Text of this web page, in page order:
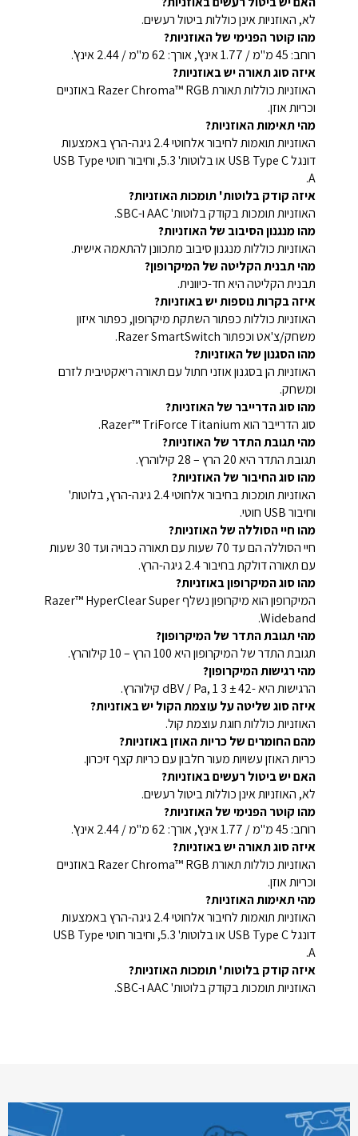
לא, האוזניות אינן כוללות ביטול רעשים.
מהו קוטר הפנימי של האוזניות?
רוחב: 45 מ"מ / 1.77 אינץ', אורך: 62 מ"מ / 2.44 אינץ'.
איזה סוג תאורה יש באוזניות?
האוזניות כוללות תאורת Razer Chroma™ RGB באוזניים
וכריות אוזן.
מהי תאימות האוזניות?
האוזניות תואמות לחיבור אלחוטי 2.4 גיגה-הרץ באמצעות
דונגל USB Type C או בלוטות' 5.3, וחיבור חוטי USB Type
A.
איזה קודק בלוטות' תומכות האוזניות?
האוזניות תומכות בקודק בלוטות' AAC ו-SBC.
מהו מנגנון הסיבוב של האוזניות?
האוזניות כוללות מנגנון סיבוב מתכוונן להתאמה אישית.
מהי תבנית הקליטה של המיקרופון?
תבנית הקליטה היא חד-כיוונית.
איזה בקרות נוספות יש באוזניות?
האוזניות כוללות כפתור השתקת מיקרופון, כפתור איזון
משחק/צ'אט וכפתור Razer SmartSwitch.
מהו הסגנון של האוזניות?
האוזניות הן בסגנון אוזני חתול עם תאורה ריאקטיבית לזרם
ומשחק.
מהו סוג הדרייבר של האוזניות?
סוג הדרייבר הוא Razer™ TriForce Titanium.
מהי תגובת התדר של האוזניות?
תגובת התדר היא 20 הרץ – 28 קילוהרץ.
מהו סוג החיבור של האוזניות?
האוזניות תומכות בחיבור אלחוטי 2.4 גיגה-הרץ, בלוטות'
וחיבור USB חוטי.
מהו חיי הסוללה של האוזניות?
חיי הסוללה הם עד 70 שעות עם תאורה כבויה ועד 30 שעות
עם תאורה דולקת בחיבור 2.4 גיגה-הרץ.
מהו סוג המיקרופון באוזניות?
המיקרופון הוא מיקרופון נשלף Razer™ HyperClear Super
Wideband.
מהי תגובת התדר של המיקרופון?
תגובת התדר של המיקרופון היא 100 הרץ – 10 קילוהרץ.
מהי רגישות המיקרופון?
הרגישות היא -42 ± 3 dBV / Pa, 1 קילוהרץ.
איזה סוג שליטה על עוצמת הקול יש באוזניות?
האוזניות כוללות חוגת עוצמת קול.
מהם החומרים של כריות האוזן באוזניות?
כריות האוזן עשויות מעור חלבון עם כריות קצף זיכרון.
האם יש ביטול רעשים באוזניות?
לא, האוזניות אינן כוללות ביטול רעשים.
מהו קוטר הפנימי של האוזניות?
רוחב: 45 מ"מ / 1.77 אינץ', אורך: 62 מ"מ / 2.44 אינץ'.
איזה סוג תאורה יש באוזניות?
האוזניות כוללות תאורת Razer Chroma™ RGB באוזניים
וכריות אוזן.
מהי תאימות האוזניות?
האוזניות תואמות לחיבור אלחוטי 2.4 גיגה-הרץ באמצעות
דונגל USB Type C או בלוטות' 5.3, וחיבור חוטי USB Type
A.
איזה קודק בלוטות' תומכות האוזניות?
האוזניות תומכות בקודק בלוטות' AAC ו-SBC.